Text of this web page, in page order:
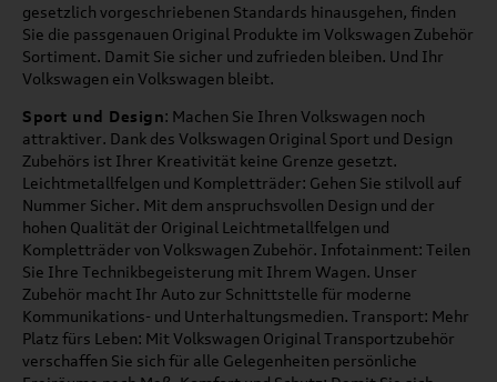
gesetzlich vorgeschriebenen Standards hinausgehen, finden
Sie die passgenauen Original Produkte im Volkswagen Zubehör
Sortiment. Damit Sie sicher und zufrieden bleiben. Und Ihr
Volkswagen ein Volkswagen bleibt.
Sport und Design: Machen Sie Ihren Volkswagen noch
attraktiver. Dank des Volkswagen Original Sport und Design
Zubehörs ist Ihrer Kreativität keine Grenze gesetzt.
Leichtmetallfelgen und Kompletträder: Gehen Sie stilvoll auf
Nummer Sicher. Mit dem anspruchsvollen Design und der
hohen Qualität der Original Leichtmetallfelgen und
Kompletträder von Volkswagen Zubehör. Infotainment: Teilen
Sie Ihre Technikbegeisterung mit Ihrem Wagen. Unser
Zubehör macht Ihr Auto zur Schnittstelle für moderne
Kommunikations- und Unterhaltungsmedien. Transport: Mehr
Platz fürs Leben: Mit Volkswagen Original Transportzubehör
verschaffen Sie sich für alle Gelegenheiten persönliche